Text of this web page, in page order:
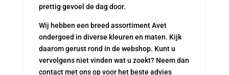
prettig gevoel de dag door.
Wij hebben een breed assortiment Avet
ondergoed in diverse kleuren en maten. Kijk
daarom gerust rond in de webshop. Kunt u
vervolgens niet vinden wat u zoekt? Neem dan
contact met ons op voor het beste advies